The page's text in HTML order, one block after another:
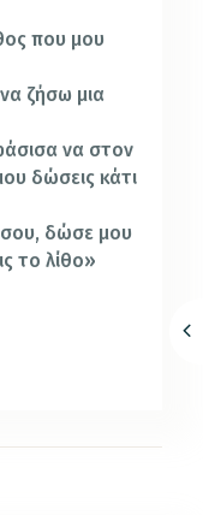
που μου
ζήσω μια
να στον
δώσεις κάτι
σου, δώσε μου
το λίθο»